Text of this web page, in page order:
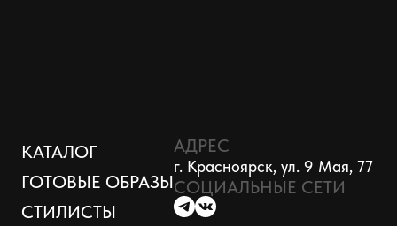
КАТАЛОГ
ГОТОВЫЕ ОБРАЗЫ
СТИЛИСТЫ
АДРЕС
г. Красноярск, ул. 9 Мая, 77
СОЦИАЛЬНЫЕ СЕТИ